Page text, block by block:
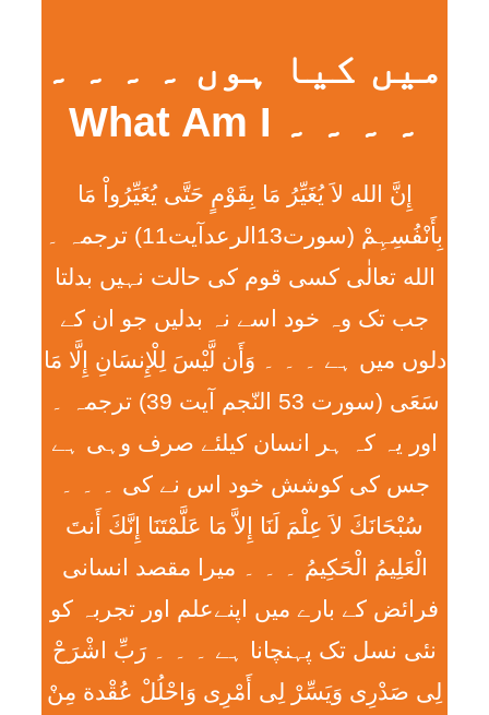
میں کیا ہوں ۔ ۔ ۔ ۔
۔ ۔ ۔ ۔ What Am I
إِنَّ الله لاَ يُغَيِّرُ مَا بِقَوْمٍ حَتَّی يُغَيِّرُواْ مَا
بِأَنْفُسِہِمْ (سورت13الرعدآیت11) ترجمہ ۔
الله تعالٰی کسی قوم کی حالت نہیں بدلتا
جب تک وہ خود اسے نہ بدلیں جو ان کے
دلوں میں ہے ۔ ۔ ۔ وَأَن لَّيْسَ لِلْإِنسَانِ إِلَّا مَا
سَعَی (سورت 53 النّجم آیت 39) ترجمہ ۔
اور یہ کہ ہر انسان کیلئے صرف وہی ہے
جس کی کوشش خود اس نے کی ۔ ۔ ۔
سُبْحَانَكَ لاَ عِلْمَ لَنَا إِلاَّ مَا عَلَّمْتَنَا إِنَّكَ أَنتَ
الْعَلِيمُ الْحَكِيمُ ۔ ۔ ۔ ميرا مقصد انسانی
فرائض کے بارے میں اپنےعلم اور تجربہ کو
نئی نسل تک پہنچانا ہے ۔ ۔ ۔ رَبِّ اشْرَحْ
لِی صَدْرِی وَيَسِّرْ لِی أَمْرِی وَاحْلُلْ عُقْدة مِنْ